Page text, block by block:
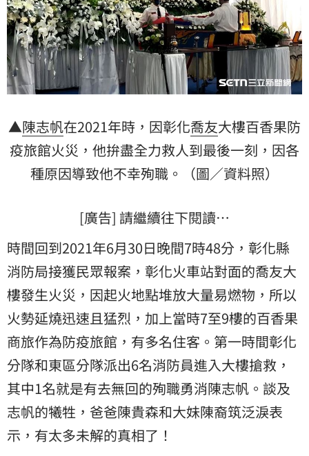
▲陳志帆在2021年時，因彰化喬友大樓百香果防
疫旅館火災，他拚盡全力救人到最後一刻，因各
種原因導致他不幸殉職。（圖／資料照）
[廣告] 請繼續往下閱讀…
時間回到2021年6月30日晚間7時48分，彰化縣
消防局接獲民眾報案，彰化火車站對面的喬友大
樓發生火災，因起火地點堆放大量易燃物，所以
火勢延燒迅速且猛烈，加上當時7至9樓的百香果
商旅作為防疫旅館，有多名住客。第一時間彰化
分隊和東區分隊派出6名消防員進入大樓搶救，
其中1名就是有去無回的殉職勇消陳志帆。談及
志帆的犧牲，爸爸陳貴森和大妹陳裔筑泛淚表
示，有太多未解的真相了！